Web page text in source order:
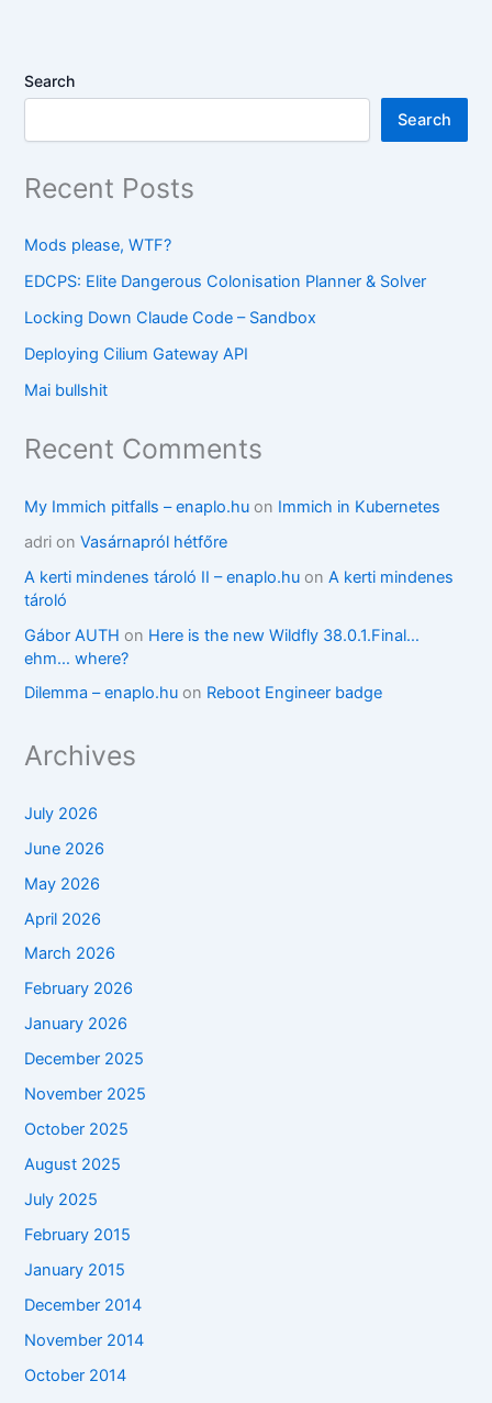
Search
Search
Recent Posts
Mods please, WTF?
EDCPS: Elite Dangerous Colonisation Planner & Solver
Locking Down Claude Code – Sandbox
Deploying Cilium Gateway API
Mai bullshit
Recent Comments
My Immich pitfalls – enaplo.hu on Immich in Kubernetes
adri onVasárnapról hétfőre
A kerti mindenes tároló II – enaplo.hu onA kerti mindenes
tároló
Gábor AUTH on Here is the new Wildfly 38.0.1.Final…
ehm… where?
Dilemma – enaplo.hu on Reboot Engineer badge
Archives
July 2026
June 2026
May 2026
April 2026
March 2026
February 2026
January 2026
December 2025
November 2025
October 2025
August 2025
July 2025
February 2015
January 2015
December 2014
November 2014
October 2014